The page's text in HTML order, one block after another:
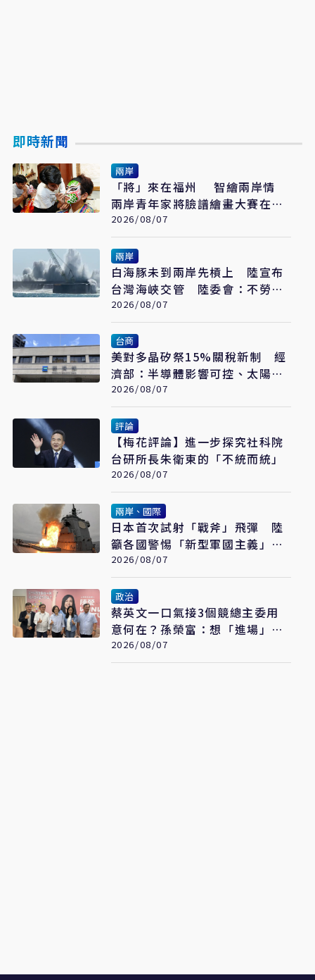
即時新聞
兩岸
「將」來在福州 智繪兩岸情
兩岸青年家將臉譜繪畫大賽在福
州開幕
2026/08/07
兩岸
白海豚未到兩岸先槓上 陸宣布
台灣海峽交管 陸委會：不勞費
心
2026/08/07
台商
美對多晶矽祭15%關稅新制 經
濟部：半導體影響可控、太陽能
產業衝擊有限
2026/08/07
評論
【梅花評論】進一步探究社科院
台研所長朱衛東的「不統而統」
2026/08/07
兩岸、國際
日本首次試射「戰斧」飛彈 陸
籲各國警惕「新型軍國主義」發
展
2026/08/07
政治
蔡英文一口氣接3個競總主委用
意何在？孫榮富：想「進場」接
黨主席
2026/08/07